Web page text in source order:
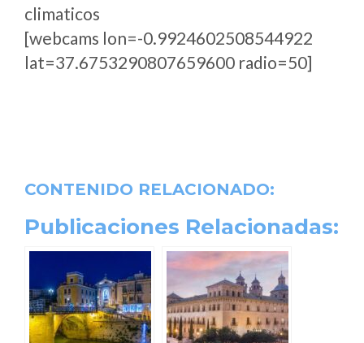
climaticos
[webcams lon=-0.9924602508544922
lat=37.6753290807659600 radio=50]
CONTENIDO RELACIONADO:
Publicaciones Relacionadas: